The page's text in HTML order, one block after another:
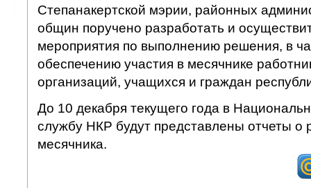
Степанакертской мэрии, районных
общин поручено разработать и
мероприятия по выполнению решения, в
обеспечению участия в месячнике
организаций, учащихся и граждан
До 10 декабря текущего года в
службу НКР будут представлены отчеты о
месячника.